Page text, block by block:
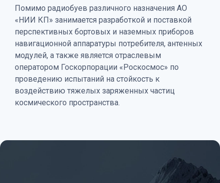
Помимо радиобуев различного назначения АО
«НИИ КП» занимается разработкой и поставкой
перспективных бортовых и наземных приборов
навигационной аппаратуры потребителя, антенных
модулей, а также является отраслевым
оператором Госкорпорации «Роскосмос» по
проведению испытаний на стойкость к
воздействию тяжелых заряженных частиц
космического пространства.